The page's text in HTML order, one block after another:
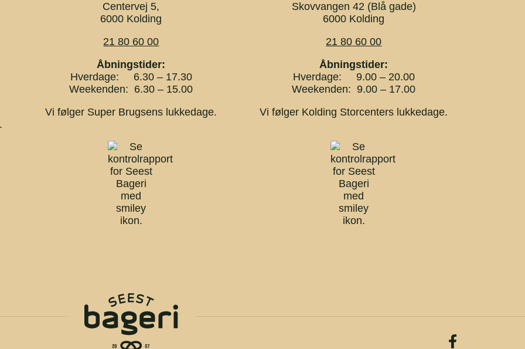
Centervej 5,
6000 Kolding
21 80 60 00
Åbningstider:
Hverdage: 6.30 – 17.30
Weekenden: 6.30 – 15.00
Vi følger Super Brugsens lukkedage.
Skovvangen 42 (Blå gade)
6000 Kolding
21 80 60 00
Åbningstider:
Hverdage: 9.00 – 20.00
Weekenden: 9.00 – 17.00
Vi følger Kolding Storcenters lukkedage.